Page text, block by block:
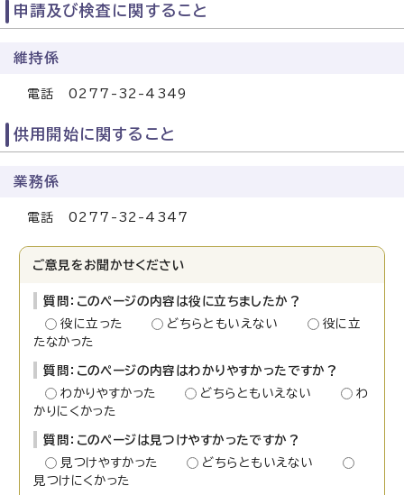
申請及び検査に関すること
維持係
電話 0277-32-4349
供用開始に関すること
業務係
電話 0277-32-4347
ご意見をお聞かせください
質問：このページの内容は役に立ちましたか？
役に立った
どちらともいえない
役に立
たなかった
質問：このページの内容はわかりやすかったですか？
わかりやすかった
どちらともいえない
わ
かりにくかった
質問：このページは見つけやすかったですか？
見つけやすかった
どちらともいえない
見つけにくかった